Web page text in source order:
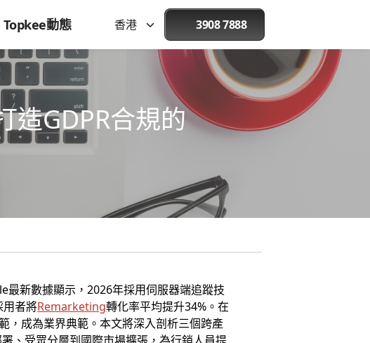
Topkee動態 香港 3908 7888
造GDPR合規的
新數據顯示，2026年採用伺服器端追蹤技
用者將Remarketing轉化率平均提升34%。在
，成為業界典範。本文將深入剖析三個跨產